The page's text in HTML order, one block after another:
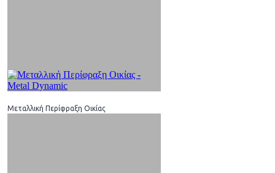
Μεταλλική Περίφραξη Οικίας